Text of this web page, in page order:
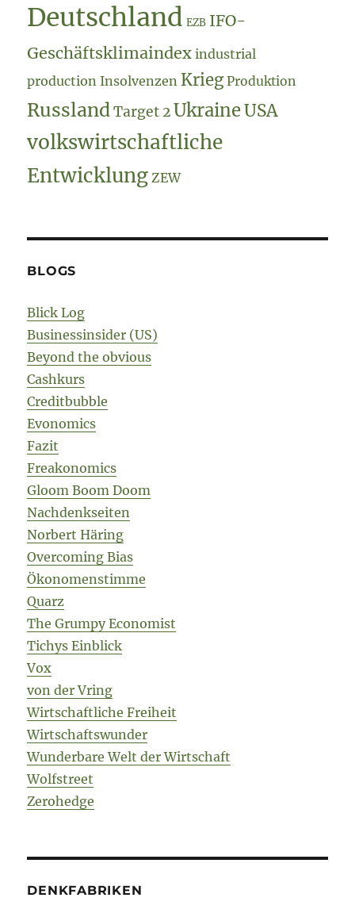
Deutschland EZB IFO-
Geschäftsklimaindex industrial
production Insolvenzen Krieg Produktion
Russland Target 2 Ukraine USA
volkswirtschaftliche
Entwicklung ZEW
BLOGS
Blick Log
Businessinsider (US)
Beyond the obvious
Cashkurs
Creditbubble
Evonomics
Fazit
Freakonomics
Gloom Boom Doom
Nachdenkseiten
Norbert Häring
Overcoming Bias
Ökonomenstimme
Quarz
The Grumpy Economist
Tichys Einblick
Vox
von der Vring
Wirtschaftliche Freiheit
Wirtschaftswunder
Wunderbare Welt der Wirtschaft
Wolfstreet
Zerohedge
DENKFABRIKEN